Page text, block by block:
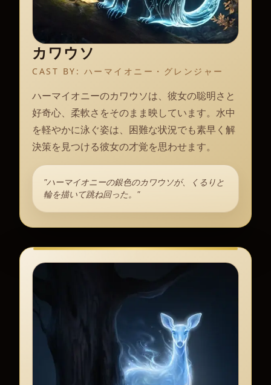
カワウソ
CAST BY: ハーマイオニー・グレンジャー
ハーマイオニーのカワウソは、彼女の聡明さと
好奇心、柔軟さをそのまま映しています。水中
を軽やかに泳ぐ姿は、困難な状況でも素早く解
決策を見つける彼女の才覚を思わせます。
"ハーマイオニーの銀色のカワウソが、くるりと
輪を描いて跳ね回った。"